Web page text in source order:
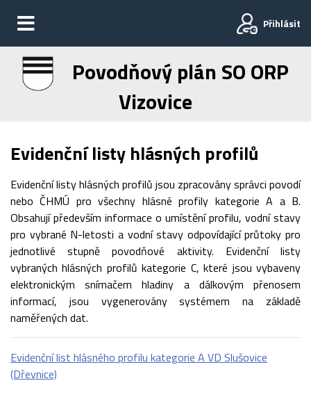
Přihlásit
Povodňový plán SO ORP
Vizovice
Evidenční listy hlásných profilů
Evidenční listy hlásných profilů jsou zpracovány správci povodí
nebo ČHMÚ pro všechny hlásné profily kategorie A a B.
Obsahují především informace o umístění profilu, vodní stavy
pro vybrané N-letosti a vodní stavy odpovídající průtoky pro
jednotlivé stupně povodňové aktivity. Evidenční listy
vybraných hlásných profilů kategorie C, které jsou vybaveny
elektronickým snímačem hladiny a dálkovým přenosem
informací, jsou vygenerovány systémem na základě
naměřených dat.
Evidenční list hlásného profilu kategorie A VD Slušovice
(Dřevnice)